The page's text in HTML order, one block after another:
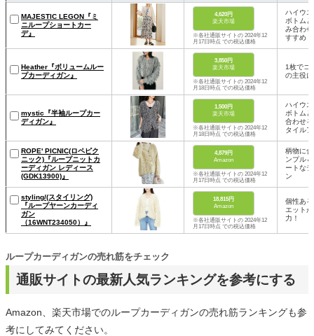
MAJESTIC LEGON『ミ
ニループショートカー
デ』
4,620円
楽天市場
※各社通販サイトの 2024年12
月17日時点 での税込価格
ハイウ
ボトム
み合わ
すすめ
Heather『ボリュームルー
プカーディガン』
3,850円
楽天市場
※各社通販サイトの 2024年12
月18日時点 での税込価格
1枚でコ
の主役に
mystic『半袖ループカー
ディガン』
1,500円
楽天市場
※各社通販サイトの 2024年12
月18日時点 での税込価格
ハイウ
ボトム
合わせ
タイル
ROPE' PICNIC(ロペピク
ニック)『ループニットカ
ーディガン レディース
(GDK13900)』
4,879円
Amazon
※各社通販サイトの 2024年12
月17日時点 での税込価格
柄物に
ンプル
ートな
ン
styling/(スタイリング)
『ループヤーンカーディ
ガン
（16WNT234050）』
18,815円
Amazon
※各社通販サイトの 2024年12
月17日時点 での税込価格
個性あ
エット
力！
通販サイトの最新人気ランキングを参考にする
ループカーディガンの売れ筋をチェック
Amazon、楽天市場でのループカーディガンの売れ筋ランキングも参
考にしてみてください。